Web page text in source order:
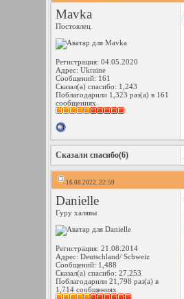
Mavka
Постоялец
Регистрация: 04.05.2020
Адрес: Ukraine
Сообщений: 161
Сказал(а) спасибо: 1,243
Поблагодарили 1,323 раз(а) в 161
сообщениях
Сказали спасибо(6)
16.08.2022, 22:59
Danielle
Гуру халявы
Регистрация: 21.08.2014
Адрес: Deutschland/ Schweiz
Сообщений: 1,488
Сказал(а) спасибо: 27,253
Поблагодарили 21,798 раз(а) в
1,714 сообщениях